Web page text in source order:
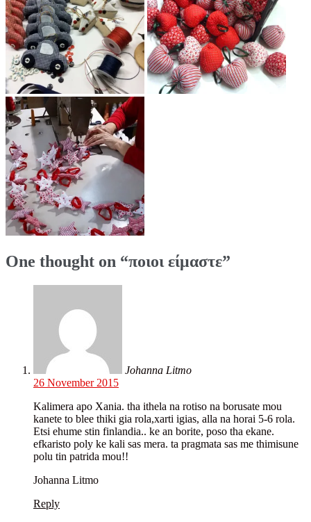
One thought on “ποιοι είμαστε”
Johanna Litmo
26 November 2015
Kalimera apo Xania. tha ithela na rotiso na borusate mou
kanete to blee thiki gia rola,xarti igias, alla na horai 5-6 rola.
Etsi ehume stin finlandia.. ke an borite, poso tha ekane.
efkaristo poly ke kali sas mera. ta pragmata sas me thimisune
polu tin patrida mou!!
Johanna Litmo
Reply